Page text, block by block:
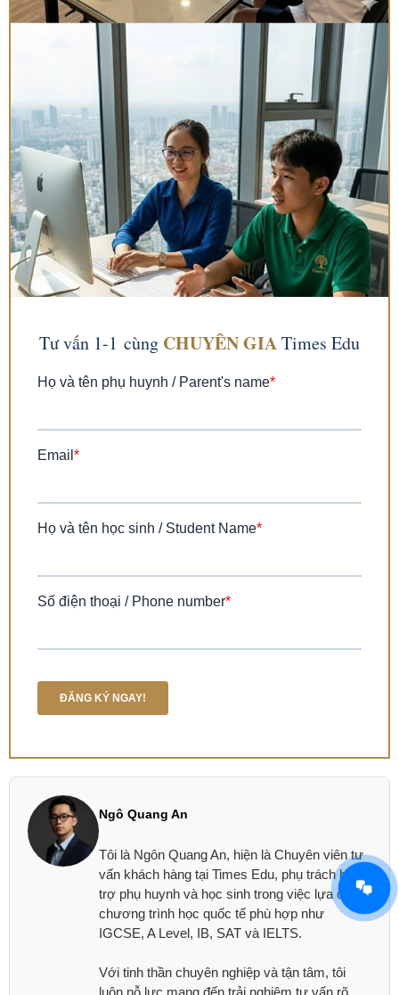
Ngô Quang An
Tôi là Ngôn Quang An, hiện là Chuyên viên tư
vấn khách hàng tại Times Edu, phụ trách hỗ
trợ phụ huynh và học sinh trong việc lựa chọn
chương trình học quốc tế phù hợp như
IGCSE, A Level, IB, SAT và IELTS.
Với tinh thần chuyên nghiệp và tận tâm, tôi